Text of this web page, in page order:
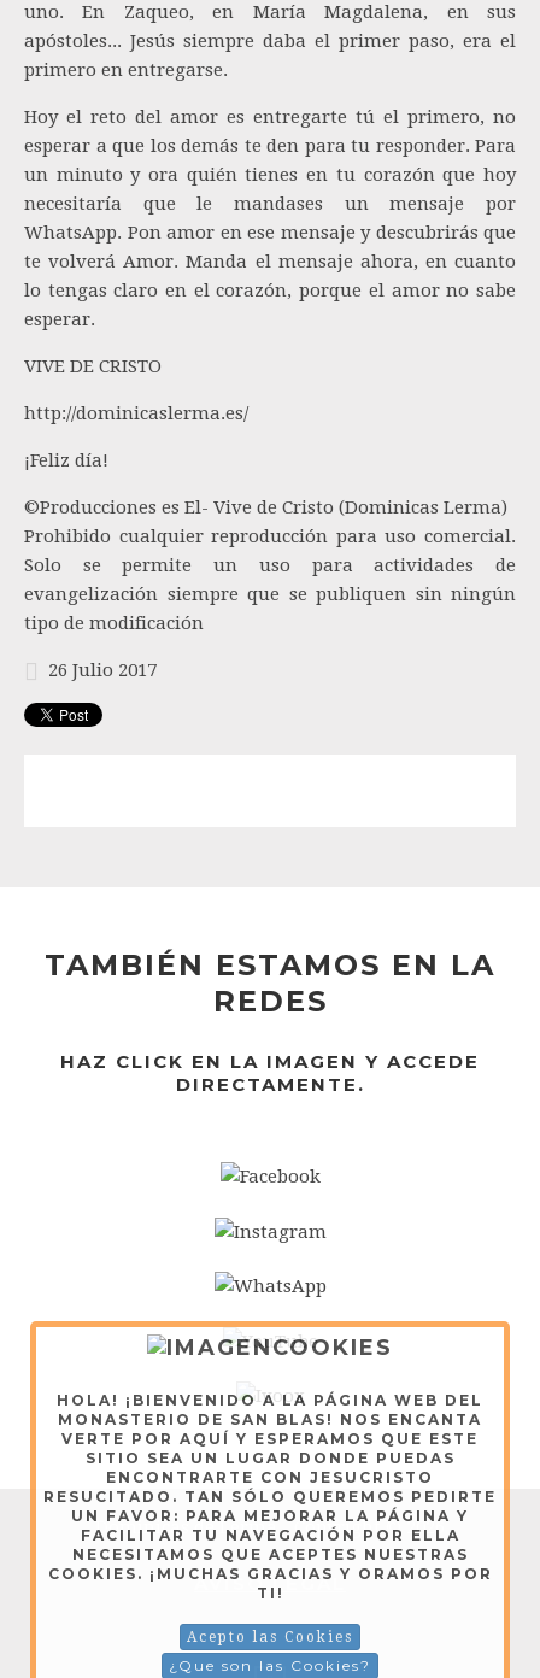
uno. En Zaqueo, en María Magdalena, en sus
apóstoles... Jesús siempre daba el primer paso, era el
primero en entregarse.
Hoy el reto del amor es entregarte tú el primero, no
esperar a que los demás te den para tu responder. Para
un minuto y ora quién tienes en tu corazón que hoy
necesitaría que le mandases un mensaje por
WhatsApp. Pon amor en ese mensaje y descubrirás que
te volverá Amor. Manda el mensaje ahora, en cuanto
lo tengas claro en el corazón, porque el amor no sabe
esperar.
VIVE DE CRISTO
http://dominicaslerma.es/
¡Feliz día!
©Producciones es El- Vive de Cristo (Dominicas Lerma)
Prohibido cualquier reproducción para uso comercial.
Solo se permite un uso para actividades de
evangelización siempre que se publiquen sin ningún
tipo de modificación
26 Julio 2017
TAMBIÉN ESTAMOS EN LA
REDES
HAZ CLICK EN LA IMAGEN Y ACCEDE
DIRECTAMENTE.
Dominicas de Lerma - Copyright © 2026
AVISO LEGAL
HOLA! ¡BIENVENIDO A LA PÁGINA WEB DEL
MONASTERIO DE SAN BLAS! NOS ENCANTA
VERTE POR AQUÍ Y ESPERAMOS QUE ESTE
SITIO SEA UN LUGAR DONDE PUEDAS
ENCONTRARTE CON JESUCRISTO
RESUCITADO. TAN SÓLO QUEREMOS PEDIRTE
UN FAVOR: PARA MEJORAR LA PÁGINA Y
FACILITAR TU NAVEGACIÓN POR ELLA
NECESITAMOS QUE ACEPTES NUESTRAS
COOKIES. ¡MUCHAS GRACIAS Y ORAMOS POR
TI!
Acepto las Cookies
¿Que son las Cookies?